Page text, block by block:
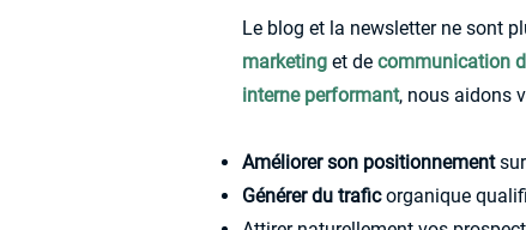
Le blog et la newsletter ne sont
marketing et de communication
interne performant, nous aidons
Améliorer son positionnementsur
Générer du traficorganique